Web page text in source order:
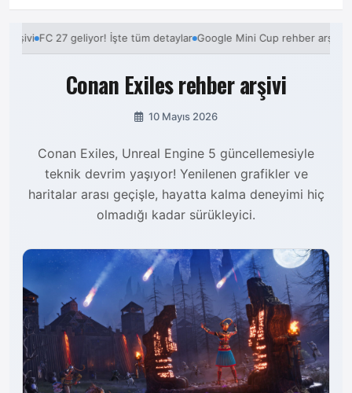
FC 27 geliyor! İşte tüm detaylar Google Mini Cup rehber arşivi
Conan Exiles rehber arşivi
10 Mayıs 2026
Conan Exiles, Unreal Engine 5 güncellemesiyle
teknik devrim yaşıyor! Yenilenen grafikler ve
haritalar arası geçişle, hayatta kalma deneyimi hiç
olmadığı kadar sürükleyici.